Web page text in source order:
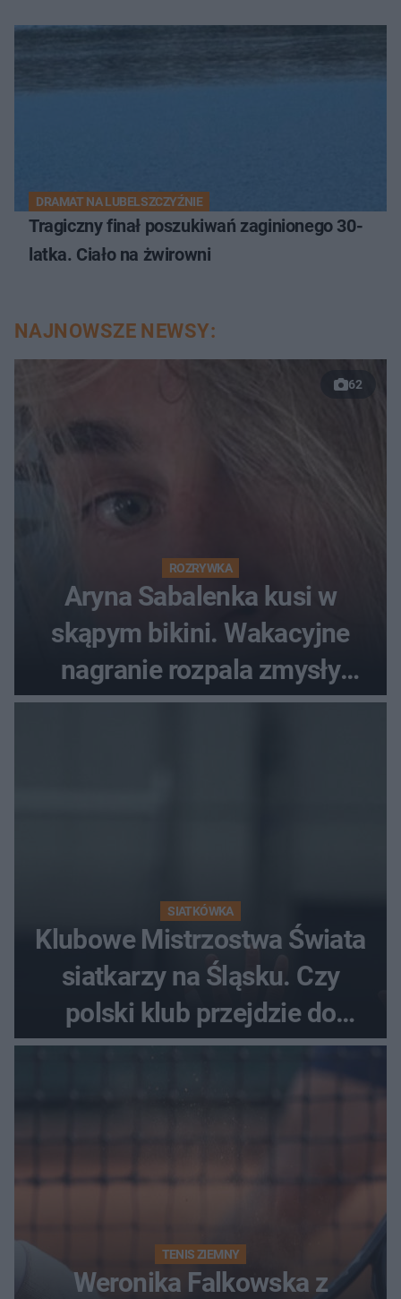
DRAMAT NA LUBELSZCZYŹNIE
Tragiczny finał poszukiwań zaginionego 30-
latka. Ciało na żwirowni
NAJNOWSZE NEWSY:
62
ROZRYWKA
Aryna Sabalenka kusi w
skąpym bikini. Wakacyjne
nagranie rozpala zmysły
fanów
SIATKÓWKA
Klubowe Mistrzostwa Świata
siatkarzy na Śląsku. Czy
polski klub przejdzie do
historii
TENIS ZIEMNY
Weronika Falkowska z